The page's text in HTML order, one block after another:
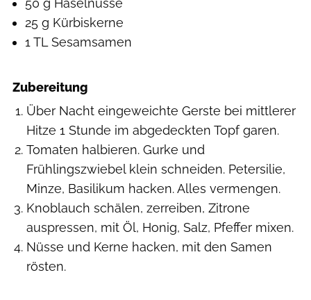
50 g Haselnüsse
25 g Kürbiskerne
1 TL Sesamsamen
Zubereitung
Über Nacht eingeweichte Gerste bei mittlerer
Hitze 1 Stunde im abgedeckten Topf garen.
Tomaten halbieren. Gurke und
Frühlingszwiebel klein schneiden. Petersilie,
Minze, Basilikum hacken. Alles vermengen.
Knoblauch schälen, zerreiben, Zitrone
auspressen, mit Öl, Honig, Salz, Pfeffer mixen.
Nüsse und Kerne hacken, mit den Samen
rösten.